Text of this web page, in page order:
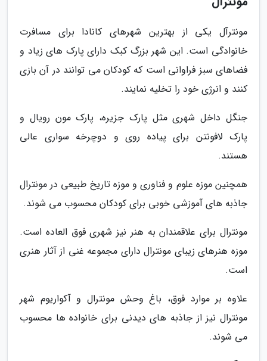
مونترآل یکی از بهترین شهرهای کانادا برای مسافرت
خانوادگی است. این شهر بزرگ کبک دارای پارک های زیاد و
فضاهای سبز فراوانی است که کودکان می توانند در آن بازی
کنند و انرژی خود را تخلیه نمایند.
جنگل داخل شهری مثل پارک جزیره، پارک مون رویال و
پارک لافونتن برای پیاده روی و دوچرخه سواری عالی
هستند.
همچنین موزه علوم و فناوری و موزه تاریخ طبیعی در مونترال
جاذبه های آموزشی خوبی برای کودکان محسوب می شوند.
مونترال برای علاقمندان به هنر نیز شهری فوق العاده است.
موزه هنرهای زیبای مونترال دارای مجموعه غنی از آثار هنری
است.
علاوه بر موارد فوق، باغ وحش مونترال و آکواریوم شهر
مونترال نیز از جاذبه های دیدنی برای خانواده ها محسوب
می شوند.